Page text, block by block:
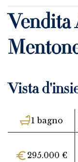
Vendita
Vista
1 bagno
295.000 €